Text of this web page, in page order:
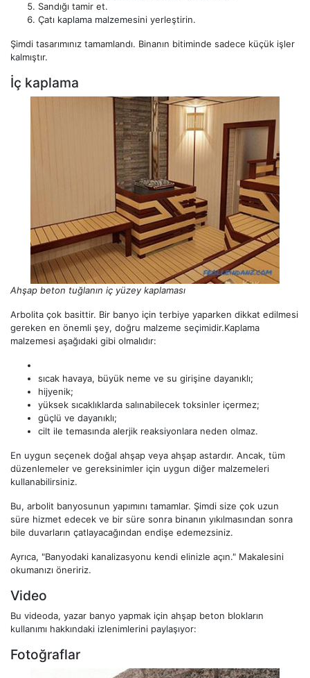
Sandığı tamir et.
Çatı kaplama malzemesini yerleştirin.
Şimdi tasarımınız tamamlandı. Binanın bitiminde sadece küçük işler
kalmıştır.
İç kaplama
Ahşap beton tuğlanın iç yüzey kaplaması
Arbolita çok basittir. Bir banyo için terbiye yaparken dikkat edilmesi
gereken en önemli şey, doğru malzeme seçimidir.Kaplama
malzemesi aşağıdaki gibi olmalıdır:
sıcak havaya, büyük neme ve su girişine dayanıklı;
hijyenik;
yüksek sıcaklıklarda salınabilecek toksinler içermez;
güçlü ve dayanıklı;
cilt ile temasında alerjik reaksiyonlara neden olmaz.
En uygun seçenek doğal ahşap veya ahşap astardır. Ancak, tüm
düzenlemeler ve gereksinimler için uygun diğer malzemeleri
kullanabilirsiniz.
Bu, arbolit banyosunun yapımını tamamlar. Şimdi size çok uzun
süre hizmet edecek ve bir süre sonra binanın yıkılmasından sonra
bile duvarların çatlayacağından endişe edemezsiniz.
Ayrıca, "Banyodaki kanalizasyonu kendi elinizle açın." Makalesini
okumanızı öneririz.
Video
Bu videoda, yazar banyo yapmak için ahşap beton blokların
kullanımı hakkındaki izlenimlerini paylaşıyor:
Fotoğraflar